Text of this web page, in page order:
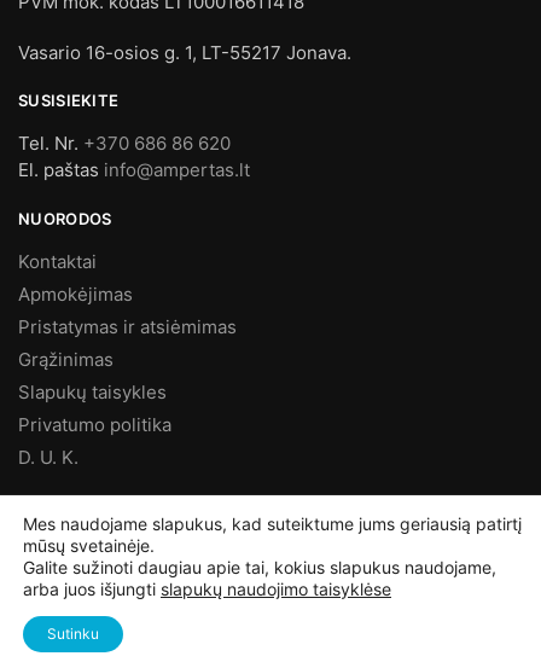
Vasario 16-osios g. 1, LT-55217 Jonava.
SUSISIEKITE
Tel. Nr. +370 686 86 620
El. paštas info@ampertas.lt
NUORODOS
Kontaktai
Apmokėjimas
Pristatymas ir atsiėmimas
Grąžinimas
Slapukų taisykles
Privatumo politika
D. U. K.
©Ampertas.lt2025, Visos teisės saugomos
Mes naudojame slapukus, kad suteiktume jums geriausią patirtį
mūsų svetainėje.
Galite sužinoti daugiau apie tai, kokius slapukus naudojame,
arba juos išjungti slapukų naudojimo taisyklėse
Sutinku